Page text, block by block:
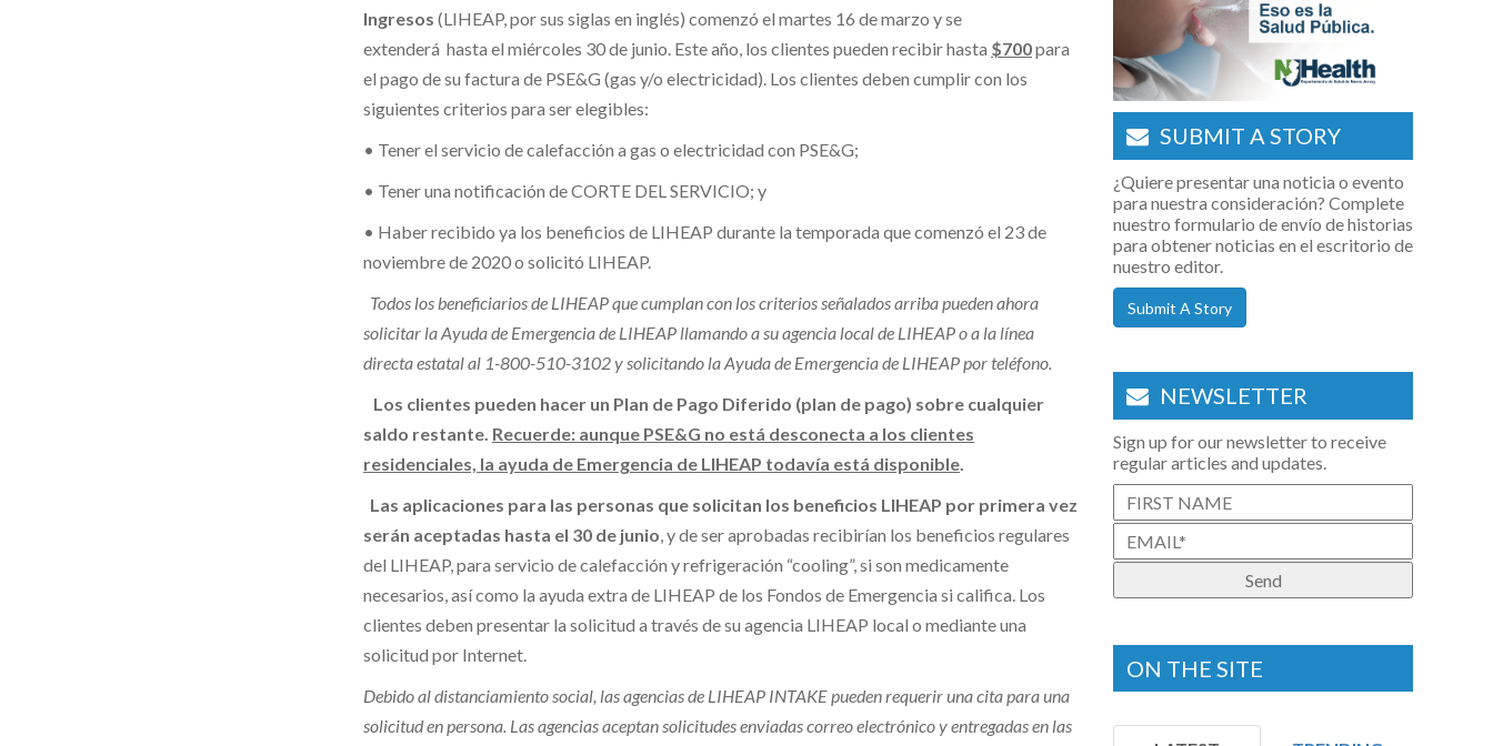
Ingresos (LIHEAP, por sus siglas en inglés) comenzó el martes 16 de marzo y se
extenderá hasta el miércoles 30 de junio. Este año, los clientes pueden recibir hasta $700para
el pago de su factura de PSE&G (gas y/o electricidad). Los clientes deben cumplir con los
siguientes criterios para ser elegibles:
• Tener el servicio de calefacción a gas o electricidad con PSE&G;
• Tener una notificación de CORTE DEL SERVICIO; y
• Haber recibido ya los beneficios de LIHEAP durante la temporada que comenzó el 23 de
noviembre de 2020 o solicitó LIHEAP.
Todos los beneficiarios de LIHEAP que cumplan con los criterios señalados arriba pueden ahora
solicitar la Ayuda de Emergencia de LIHEAP llamando a su agencia local de LIHEAP o a la línea
directa estatal al 1-800-510-3102 y solicitando la Ayuda de Emergencia de LIHEAP por teléfono.
Los clientes pueden hacer un Plan de Pago Diferido (plan de pago) sobre cualquier
saldo restante. Recuerde: aunque PSE&G no está desconecta a los clientes
residenciales, la ayuda de Emergencia de LIHEAP todavía está disponible.
Las aplicaciones para las personas que solicitan los beneficios LIHEAP por primera vez
serán aceptadas hasta el 30 de junio, y de ser aprobadas recibirían los beneficios regulares
del LIHEAP, para servicio de calefacción y refrigeración “cooling”, si son medicamente
necesarios, así como la ayuda extra de LIHEAP de los Fondos de Emergencia si califica. Los
clientes deben presentar la solicitud a través de su agencia LIHEAP local o mediante una
solicitud por Internet.
Debido al distanciamiento social, las agencias de LIHEAP INTAKE pueden requerir una cita para una
solicitud en persona. Las agencias aceptan solicitudes enviadas correo electrónico y entregadas en las
SUBMIT A STORY
¿Quiere presentar una noticia o evento
para nuestra consideración? Complete
nuestro formulario de envío de historias
para obtener noticias en el escritorio de
nuestro editor.
Submit A Story
NEWSLETTER
Sign up for our newsletter to receive
regular articles and updates.
ON THE SITE